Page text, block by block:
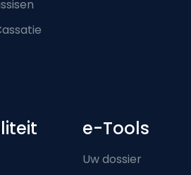
e-Tools
Uw dossier